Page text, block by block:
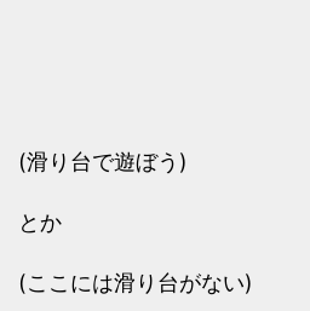
(滑り台で遊ぼう)
とか
(ここには滑り台がない)